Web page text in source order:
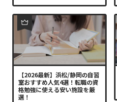
【2026最新】浜松/静岡の自習
室おすすめ人気4選！転職の資
格勉強に使える安い施設を厳
選！